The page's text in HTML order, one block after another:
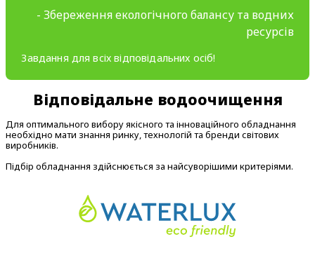
- Збереження екологічного балансу та водних
ресурсів
Завдання для всіх відповідальних осіб!
Відповідальне водоочищення
Для оптимального вибору якісного та інноваційного обладнання
необхідно мати знання ринку, технологій та бренди світових
виробників.
Підбір обладнання здійснюється за найсуворішими критеріями.